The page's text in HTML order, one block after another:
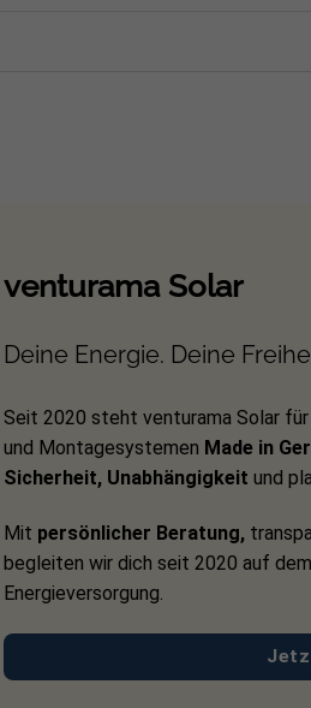
venturama Solar
Deine Energie. Deine
Seit 2020 steht venturama Solar für
und Montagesystemen Made in
Sicherheit, Unabhängigkeit und
Mit persönlicher Beratung,
begleiten wir dich seit 2020 auf
Energieversorgung.